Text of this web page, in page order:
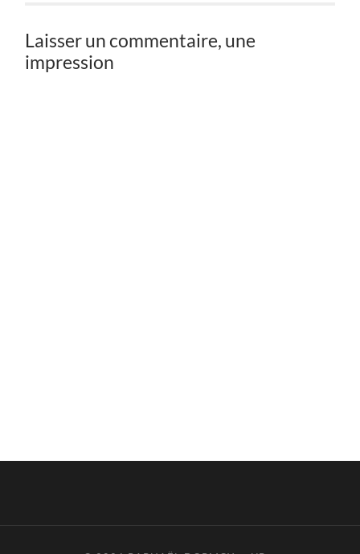
Laisser un commentaire, une
impression